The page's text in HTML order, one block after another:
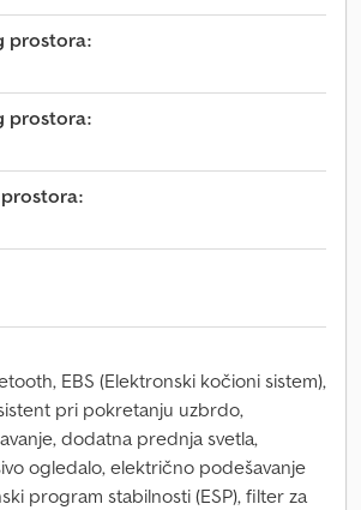
prostora:
prostora:
EBS (Elektronski kočioni sistem),
pri pokretanju uzbrdo,
dodatna prednja svetla,
ogledalo, električno podešavanje
program stabilnosti (ESP), filter za